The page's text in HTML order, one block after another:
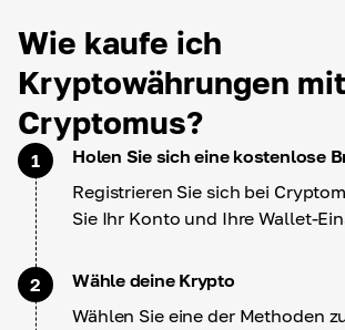
Wie kaufe ich
Kryptowährungen mit
Cryptomus?
1
Holen Sie sich eine kostenlose
Registrieren Sie sich bei
Sie Ihr Konto und Ihre Wallet-
2
Wähle deine Krypto
Wählen Sie eine der Methoden